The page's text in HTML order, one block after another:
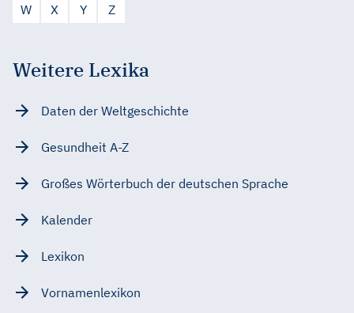
W
X Y Z
Weitere Lexika
Daten der Weltgeschichte
Gesundheit A-Z
Großes Wörterbuch der deutschen Sprache
Kalender
Lexikon
Vornamenlexikon